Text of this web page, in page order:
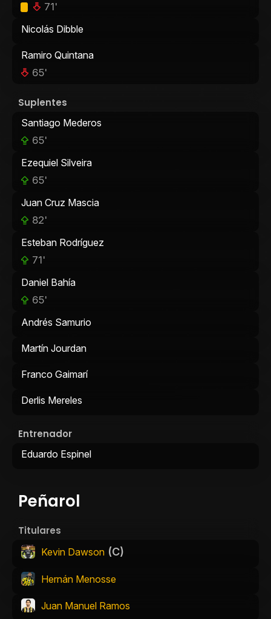
Peñarol
Titulares
Kevin Dawson (C)
Hernán Menosse
Juan Manuel Ramos
71'
Nicolás Dibble
Ramiro Quintana
65'
Suplentes
Santiago Mederos
65'
Ezequiel Silveira
65'
Juan Cruz Mascia
82'
Esteban Rodríguez
71'
Daniel Bahía
65'
Andrés Samurio
Martín Jourdan
Franco Gaimarí
Derlis Mereles
Entrenador
Eduardo Espinel